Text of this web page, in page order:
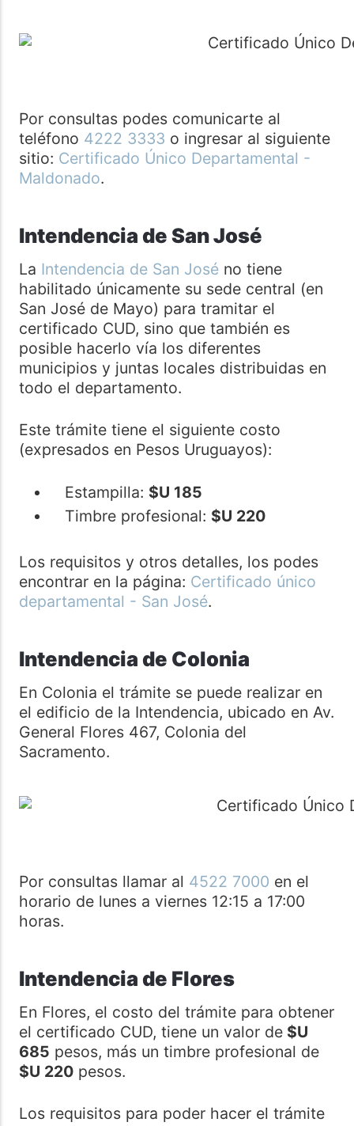
Por consultas podes comunicarte al
teléfono 4222 3333 o ingresar al siguiente
sitio: Certificado Único Departamental -
Maldonado.
Intendencia de San José
La Intendencia de San Joséno tiene
habilitado únicamente su sede central (en
San José de Mayo) para tramitar el
certificado CUD, sino que también es
posible hacerlo vía los diferentes
municipios y juntas locales distribuidas en
todo el departamento.
Este trámite tiene el siguiente costo
(expresados en Pesos Uruguayos):
Estampilla: $U 185
Timbre profesional: $U 220
Los requisitos y otros detalles, los podes
encontrar en la página: Certificado único
departamental - San José.
Intendencia de Colonia
En Colonia el trámite se puede realizar en
el edificio de la Intendencia, ubicado en Av.
General Flores 467, Colonia del
Sacramento.
Por consultas llamar al 4522 7000 en el
horario de lunes a viernes 12:15 a 17:00
horas.
Intendencia de Flores
En Flores, el costo del trámite para obtener
el certificado CUD, tiene un valor de$U
685 pesos, más un timbre profesional de
$U 220pesos.
Los requisitos para poder hacer el trámite